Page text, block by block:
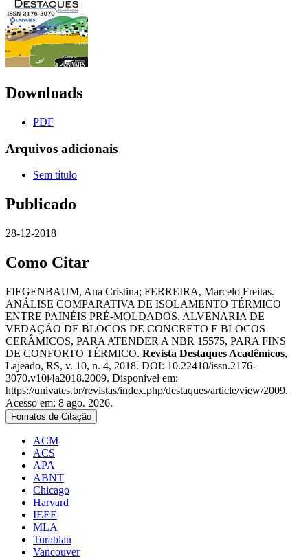
Downloads
PDF
Arquivos adicionais
Sem título
Publicado
28-12-2018
Como Citar
FIEGENBAUM, Ana Cristina; FERREIRA, Marcelo Freitas.
ANÁLISE COMPARATIVA DE ISOLAMENTO TÉRMICO
ENTRE PAINÉIS PRÉ-MOLDADOS, ALVENARIA DE
VEDAÇÃO DE BLOCOS DE CONCRETO E BLOCOS
CERÂMICOS, PARA ATENDER A NBR 15575, PARA FINS
DE CONFORTO TÉRMICO. Revista Destaques Acadêmicos,
Lajeado, RS, v. 10, n. 4, 2018. DOI: 10.22410/issn.2176-
3070.v10i4a2018.2009. Disponível em:
https://univates.br/revistas/index.php/destaques/article/view/2009.
Acesso em: 8 ago. 2026.
Fomatos de Citação
ACM
ACS
APA
ABNT
Chicago
Harvard
IEEE
MLA
Turabian
Vancouver